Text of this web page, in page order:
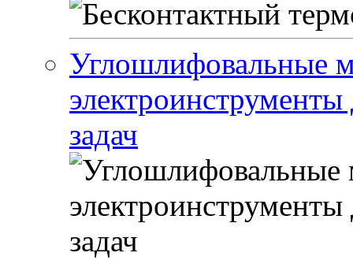
Углошлифовальные
задач